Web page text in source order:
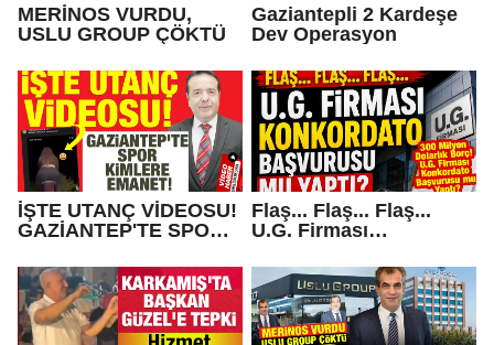
MERİNOS VURDU,
USLU GROUP ÇÖKTÜ
Gaziantepli 2 Kardeşe
Dev Operasyon
İŞTE UTANÇ VİDEOSU!
GAZİANTEP'TE SPOR
Flaş... Flaş... Flaş...
U.G. Firması
mu yaptı?